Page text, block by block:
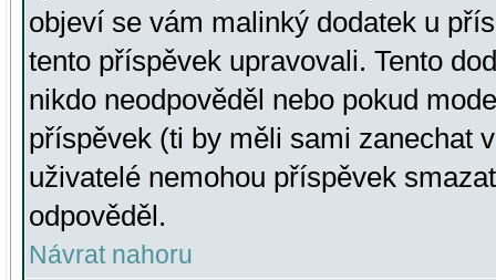
objeví se vám malinký dodatek u
tento příspěvek upravovali. Tento
nikdo neodpověděl nebo pokud
příspěvek (ti by měli sami zanechat
uživatelé nemohou příspěvek
odpověděl.
Návrat nahoru